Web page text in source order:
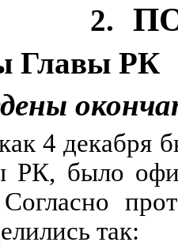
2.
Главы РК
4 декабря
РК, было
так: